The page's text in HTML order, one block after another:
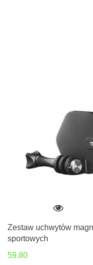
Zestaw uchwytów
sportowych
59.80